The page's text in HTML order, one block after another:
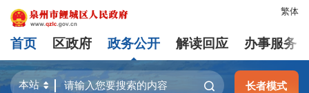
繁体
首页 区政府 政务公开 解读回应 办事服务
长者模式